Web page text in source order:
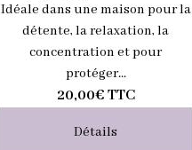
Idéale dans une maison pour la
détente, la relaxation, la
concentration et pour
protéger...
20,00€TTC
Détails